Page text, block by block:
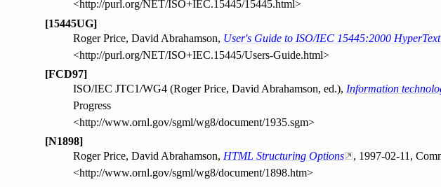
<http://purl.org/NET/ISO+IEC.15445/15445.html>
[15445UG]
Roger Price, David Abrahamson, User's Guide to ISO/IEC 15445:2000
<http://purl.org/NET/ISO+IEC.15445/Users-Guide.html>
[FCD97]
ISO/IEC JTC1/WG4 (Roger Price, David Abrahamson, ed.), Information
Progress
<http://www.ornl.gov/sgml/wg8/document/1935.sgm>
[N1898]
Roger Price, David Abrahamson, HTML Structuring Options , 1997-02-11 ,
<http://www.ornl.gov/sgml/wg8/document/1898.htm>